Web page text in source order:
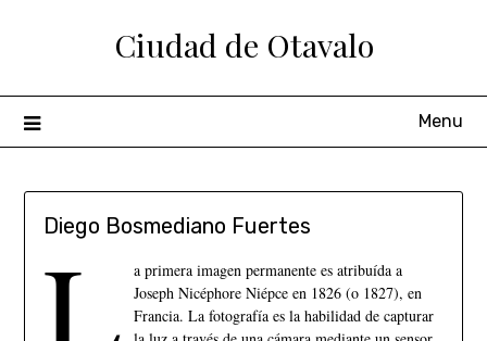
Ciudad de Otavalo
Menu
Diego Bosmediano Fuertes
a primera imagen permanente es atribuída a
Joseph Nicéphore Niépce en 1826 (o 1827), en
Francia. La fotografía es la habilidad de capturar